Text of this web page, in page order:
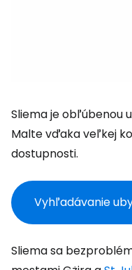
Sliema je obľúbenou
Malte vďaka veľkej
dostupnosti.
Vyhľadávanie
Sliema sa